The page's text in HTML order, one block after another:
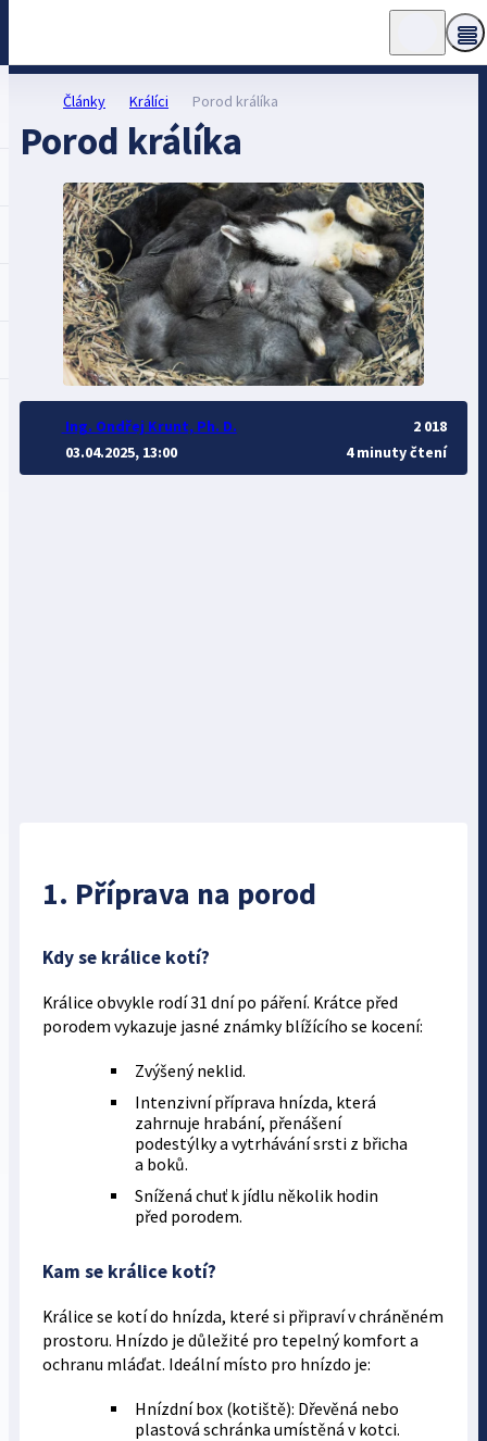
Články Králíci Porod králíka
Porod králíka
Ing. Ondřej Krunt, Ph. D.
03.04.2025, 13:00
2 018
4 minuty čtení
1. Příprava na porod
Kdy se králice kotí?
Králice obvykle rodí 31 dní po páření. Krátce před
porodem vykazuje jasné známky blížícího se kocení:
Zvýšený neklid.
Intenzivní příprava hnízda, která
zahrnuje hrabání, přenášení
podestýlky a vytrhávání srsti z břicha
a boků.
Snížená chuť k jídlu několik hodin
před porodem.
Kam se králice kotí?
Králice se kotí do hnízda, které si připraví v chráněném
prostoru. Hnízdo je důležité pro tepelný komfort a
ochranu mláďat. Ideální místo pro hnízdo je:
Hnízdní box (kotiště): Dřevěná nebo
plastová schránka umístěná v kotci.